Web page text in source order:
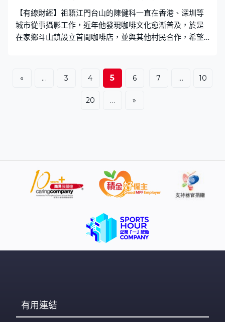
【有線財經】祖籍江門台山的陳健科一直在香港、深圳等
城市從事攝影工作，近年他發現咖啡文化愈漸普及，於是
在家鄉斗山鎮設立首間咖啡店，並與其他村民合作，希望
舉辦咖啡文化展覽，串連周圍旅遊景點，幫助鄉村旅遊發
展。 中山市古鎮為全國最大的燈飾專業生產基地及批發市
場，目前已擁有燈飾及配件企業達3.8萬家，佔全國燈飾市
« ... 3 4 5 6 7 ... 10
20 ... »
有用連結